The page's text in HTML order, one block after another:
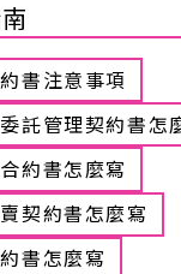
書注意事項
託管理契約書怎
約書怎麼寫
契約書怎麼寫
書怎麼寫